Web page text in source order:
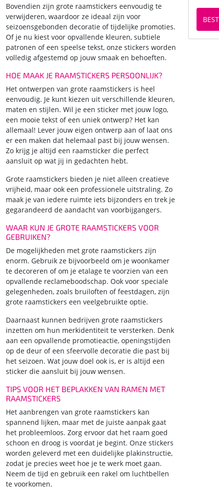
Bovendien zijn grote raamstickers eenvoudig te
verwijderen, waardoor ze ideaal zijn voor
seizoensgebonden decoratie of tijdelijke promoties.
Of je nu kiest voor opvallende kleuren, subtiele
patronen of een speelse tekst, onze stickers worden
volledig afgestemd op jouw smaak en behoeften.
HOE MAAK JE RAAMSTICKERS PERSOONLIJK?
Het ontwerpen van grote raamstickers is heel
eenvoudig. Je kunt kiezen uit verschillende kleuren,
maten en stijlen. Wil je een sticker met jouw logo,
een mooie tekst of een uniek ontwerp? Het kan
allemaal! Lever jouw eigen ontwerp aan of laat ons
er een maken dat helemaal past bij jouw wensen.
Zo krijg je altijd een raamsticker die perfect
aansluit op wat jij in gedachten hebt.
Grote raamstickers bieden je niet alleen creatieve
vrijheid, maar ook een professionele uitstraling. Zo
maak je van iedere ruimte iets bijzonders en trek je
gegarandeerd de aandacht van voorbijgangers.
WAAR KUN JE GROTE RAAMSTICKERS VOOR
GEBRUIKEN?
De mogelijkheden met grote raamstickers zijn
enorm. Gebruik ze bijvoorbeeld om je woonkamer
te decoreren of om je etalage te voorzien van een
opvallende reclameboodschap. Ook voor speciale
gelegenheden, zoals bruiloften of feestdagen, zijn
grote raamstickers een veelgebruikte optie.
Daarnaast kunnen bedrijven grote raamstickers
inzetten om hun merkidentiteit te versterken. Denk
aan een opvallende promotieactie, openingstijden
op de deur of een sfeervolle decoratie die past bij
het seizoen. Wat jouw doel ook is, er is altijd een
sticker die aansluit bij jouw wensen.
TIPS VOOR HET BEPLAKKEN VAN RAMEN MET
RAAMSTICKERS
Het aanbrengen van grote raamstickers kan
spannend lijken, maar met de juiste aanpak gaat
het probleemloos. Zorg ervoor dat het raam goed
schoon en droog is voordat je begint. Onze stickers
worden geleverd met een duidelijke plakinstructie,
zodat je precies weet hoe je te werk moet gaan.
Neem de tijd en gebruik een rakel om luchtbellen
te voorkomen.